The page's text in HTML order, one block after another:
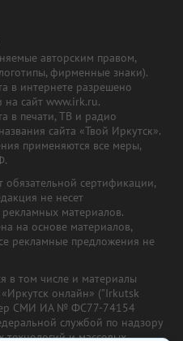
авторским правом,
фирменные знаки).
в интернете разрешено
на сайт www.irk.ru.
в печати, ТВ и радио
сайта «Твой Иркутск».
применяются все меры,
сертификации,
не несет
рекламных материалов.
на основе материалов,
рекламные предложения не
в том числе и материалы
онлайн» ("Irkutsk
СМИ ИА № ФС77-74154
службой по надзору
и массовых